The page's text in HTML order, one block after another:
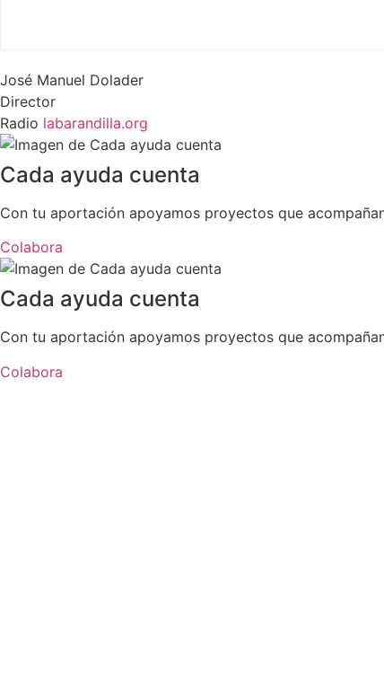
José Manuel Dolader
Director
Radio labarandilla.org
Cada ayuda cuenta
Con tu aportación apoyamos proyectos que
Colabora
Cada ayuda cuenta
Con tu aportación apoyamos proyectos que
Colabora